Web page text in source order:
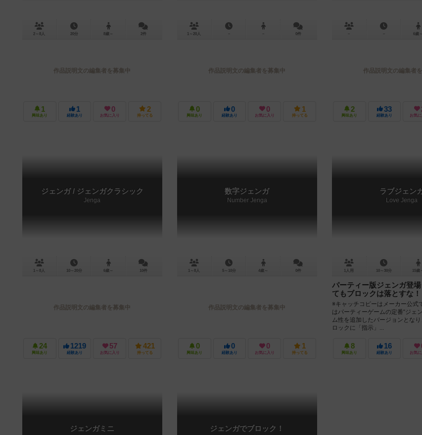
2～8人 20分 8歳～ 2件
作品説明文の編集者を募集中
1
興味あり
1
経験あり
0
お気に入り
2
持ってる
1～20人 － － 0件
作品説明文の編集者を募集中
0
興味あり
0
経験あり
0
お気に入り
1
持ってる
－ － 6歳～
作品説明文の編集者
2
興味あり
33
経験あり お気に
ジェンガ / ジェンガクラシック
Jenga
1～8人 10～20分 6歳～ 10件
作品説明文の編集者を募集中
24
興味あり
1219
経験あり
57
お気に入り
421
持ってる
数字ジェンガ
Number Jenga
1～8人 5～10分 4歳～ 0件
作品説明文の編集者を募集中
0
興味あり
0
経験あり
0
お気に入り
1
持ってる
ラブジェン
Love Jenga
1人用 10～30分 15歳
パーティー版ジェンガ登
てもブロックは落とすな！
※キャッチコピーはメーカー公式
はパーティーゲームの定番“ジェ
ム性を追加したバージョンとな
ロックに「指示」...
8
興味あり
16
経験あり お気に
ジェンガミニ ジェンガでブロック！